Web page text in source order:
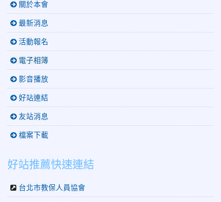
關於本會
最新消息
活動報名
電子相簿
影音播放
好站連結
友站消息
檔案下載
好站推薦快速連結
台北市教保人員協會